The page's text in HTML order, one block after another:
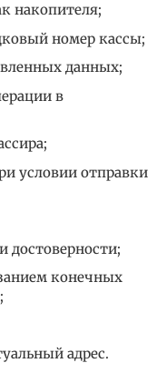
накопителя;
номер кассы;
данных;
в
условии отправки
достоверности;
конечных
адрес.